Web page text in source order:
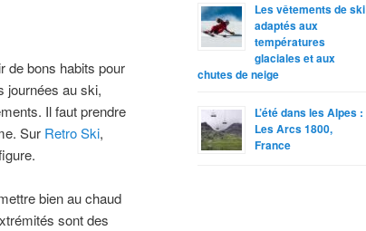
de bons habits pour
journées au ski,
Il faut prendre
Sur Retro Ski,
bien au chaud
sont des
Les vêtements de ski
adaptés aux
températures
glaciales et aux
chutes de neige
L’été dans les Alpes :
Les Arcs 1800,
France